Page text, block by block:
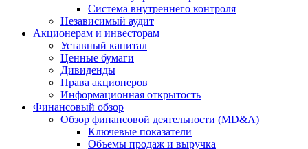
Система внутреннего контроля
Независимый аудит
Акционерам и инвесторам
Уставный капитал
Ценные бумаги
Дивиденды
Права акционеров
Информационная открытость
Финансовый обзор
Обзор финансовой деятельности (MD&A)
Ключевые показатели
Объемы продаж и выручка